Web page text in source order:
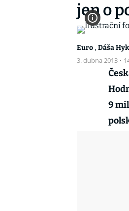
jen o
Euro , Dáša
3. dubna 2013 ·
9